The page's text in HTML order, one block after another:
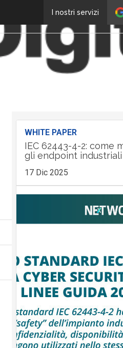
I nostri servizi
WHITE PAPER
IEC 62443-4-2: come
gli endpoint industriali
17 Dic 2025